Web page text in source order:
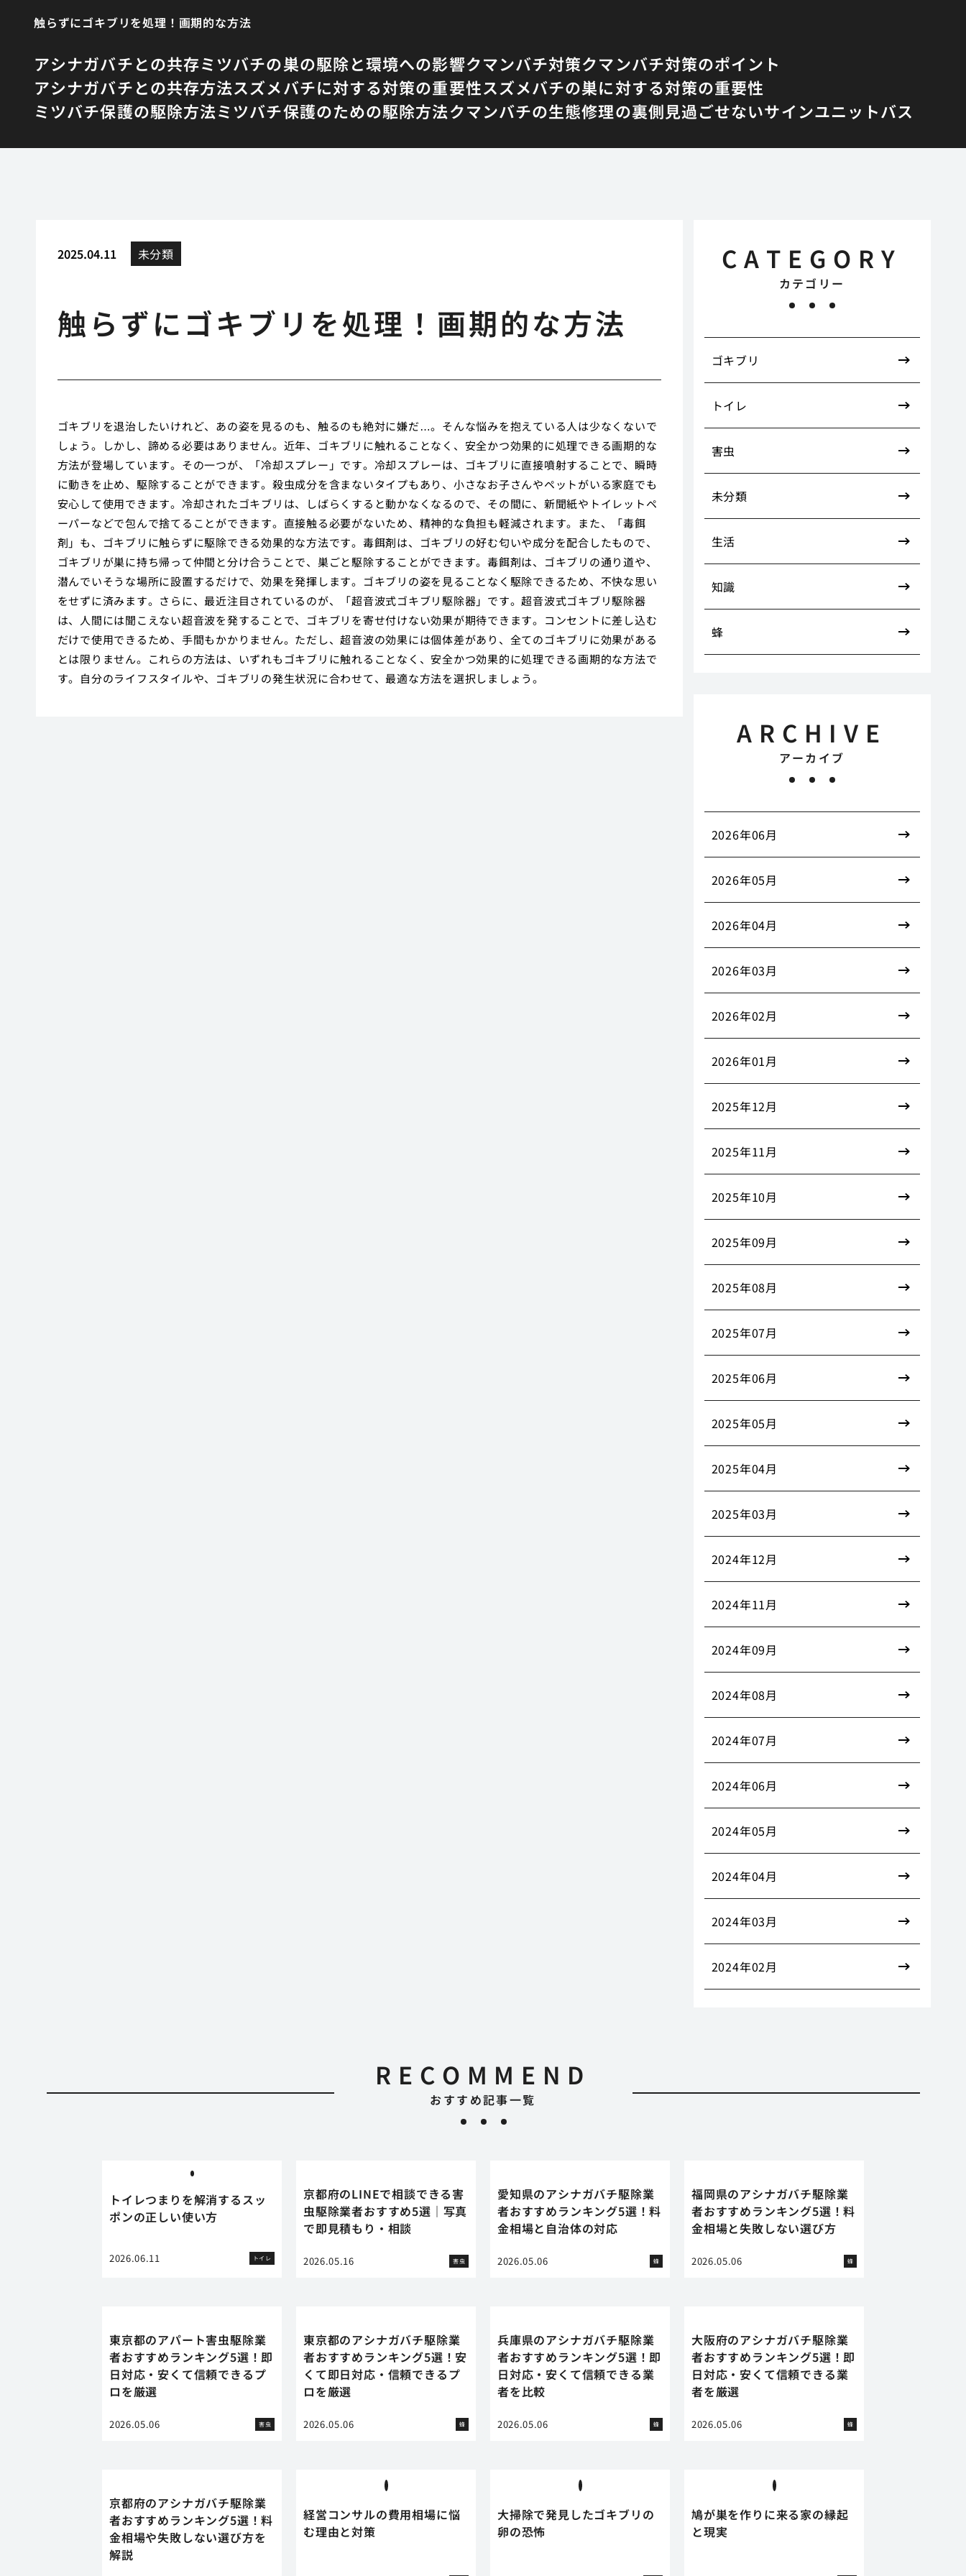
触らずにゴキブリを処理！画期的な方法
アシナガバチとの共存ミツバチの巣の駆除と環境への影響クマンバチ対策クマンバチ対策のポイント
アシナガバチとの共存方法スズメバチに対する対策の重要性スズメバチの巣に対する対策の重要性
ミツバチ保護の駆除方法ミツバチ保護のための駆除方法クマンバチの生態修理の裏側見過ごせないサインユニットバス
2025.04.11 未分類
触らずにゴキブリを処理！画期的な方法
ゴキブリを退治したいけれど、あの姿を見るのも、触るのも絶対に嫌だ…。そんな悩みを抱えている人は少なくないで
しょう。しかし、諦める必要はありません。近年、ゴキブリに触れることなく、安全かつ効果的に処理できる画期的な
方法が登場しています。その一つが、「冷却スプレー」です。冷却スプレーは、ゴキブリに直接噴射することで、瞬時
に動きを止め、駆除することができます。殺虫成分を含まないタイプもあり、小さなお子さんやペットがいる家庭でも
安心して使用できます。冷却されたゴキブリは、しばらくすると動かなくなるので、その間に、新聞紙やトイレットペ
ーパーなどで包んで捨てることができます。直接触る必要がないため、精神的な負担も軽減されます。また、「毒餌
剤」も、ゴキブリに触らずに駆除できる効果的な方法です。毒餌剤は、ゴキブリの好む匂いや成分を配合したもので、
ゴキブリが巣に持ち帰って仲間と分け合うことで、巣ごと駆除することができます。毒餌剤は、ゴキブリの通り道や、
潜んでいそうな場所に設置するだけで、効果を発揮します。ゴキブリの姿を見ることなく駆除できるため、不快な思い
をせずに済みます。さらに、最近注目されているのが、「超音波式ゴキブリ駆除器」です。超音波式ゴキブリ駆除器
は、人間には聞こえない超音波を発することで、ゴキブリを寄せ付けない効果が期待できます。コンセントに差し込む
だけで使用できるため、手間もかかりません。ただし、超音波の効果には個体差があり、全てのゴキブリに効果がある
とは限りません。これらの方法は、いずれもゴキブリに触れることなく、安全かつ効果的に処理できる画期的な方法で
す。自分のライフスタイルや、ゴキブリの発生状況に合わせて、最適な方法を選択しましょう。
RECOMMEND
おすすめ記事一覧
トイレつまりを解消するスッ
ポンの正しい使い方
2026.06.11 トイレ
京都府のLINEで相談できる害
虫駆除業者おすすめ5選｜写真
で即見積もり・相談
2026.05.16 害虫
愛知県のアシナガバチ駆除業
者おすすめランキング5選！料
金相場と自治体の対応
2026.05.06 蜂
福岡県のアシナガバチ駆除業
者おすすめランキング5選！料
金相場と失敗しない選び方
2026.05.06 蜂
東京都のアパート害虫駆除業
者おすすめランキング5選！即
日対応・安くて信頼できるプ
ロを厳選
2026.05.06 害虫
東京都のアシナガバチ駆除業
者おすすめランキング5選！安
くて即日対応・信頼できるプ
ロを厳選
2026.05.06 蜂
兵庫県のアシナガバチ駆除業
者おすすめランキング5選！即
日対応・安くて信頼できる業
者を比較
2026.05.06 蜂
大阪府のアシナガバチ駆除業
者おすすめランキング5選！即
日対応・安くて信頼できる業
者を厳選
2026.05.06 蜂
京都府のアシナガバチ駆除業
者おすすめランキング5選！料
金相場や失敗しない選び方を
解説
経営コンサルの費用相場に悩
む理由と対策
大掃除で発見したゴキブリの
卵の恐怖
鳩が巣を作りに来る家の縁起
と現実
CATEGORY
カテゴリー
ゴキブリ
トイレ
害虫
未分類
生活
知識
蜂
ARCHIVE
アーカイブ
2026年06月
2026年05月
2026年04月
2026年03月
2026年02月
2026年01月
2025年12月
2025年11月
2025年10月
2025年09月
2025年08月
2025年07月
2025年06月
2025年05月
2025年04月
2025年03月
2024年12月
2024年11月
2024年09月
2024年08月
2024年07月
2024年06月
2024年05月
2024年04月
2024年03月
2024年02月